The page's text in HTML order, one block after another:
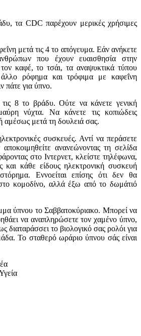
τα CDC παρέχουν μερικές χρήσιμες
μετά τις 4 το απόγευμα. Εάν ανήκετε
που έχουν ευαισθησία στην
καφέ, το τσάι, τα αναψυκτικά τύπου
ρόφημα και τρόφιμα με καφεΐνη
πάτε για ύπνο.
8 το βράδυ. Ούτε να κάνετε γενική
νύχτα. Να κάνετε τις κοπιώδεις
αμέσως μετά τη δουλειά σας.
συσκευές. Αντί να περάσετε
ανανεώνοντας τη σελίδα
στο Ιντερνετ, κλείστε τηλέφωνα,
και κάθε είδους ηλεκτρονική συσκευή
Εννοείται επίσης ότι δεν θα
κομοδίνο, αλλά έξω από το δωμάτιό
ύπνου το Σαββατοκύριακο. Μπορεί να
να αναπληρώσετε τον χαμένο ύπνο,
διαταράσσει το βιολογικό σας ρολόι για
Το σταθερό ωράριο ύπνου σάς είναι